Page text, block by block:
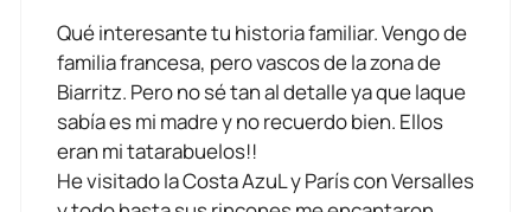
Qué interesante tu historia familiar. Vengo de
familia francesa, pero vascos de la zona de
Biarritz. Pero no sé tan al detalle ya que laque
sabía es mi madre y no recuerdo bien. Ellos
eran mi tatarabuelos!!
He visitado la Costa AzuL y París con Versalles